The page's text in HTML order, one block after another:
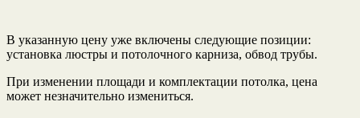
В указанную цену уже включены следующие позиции:
установка люстры и потолочного карниза, обвод трубы.
При изменении площади и комплектации потолка, цена
может незначительно измениться.